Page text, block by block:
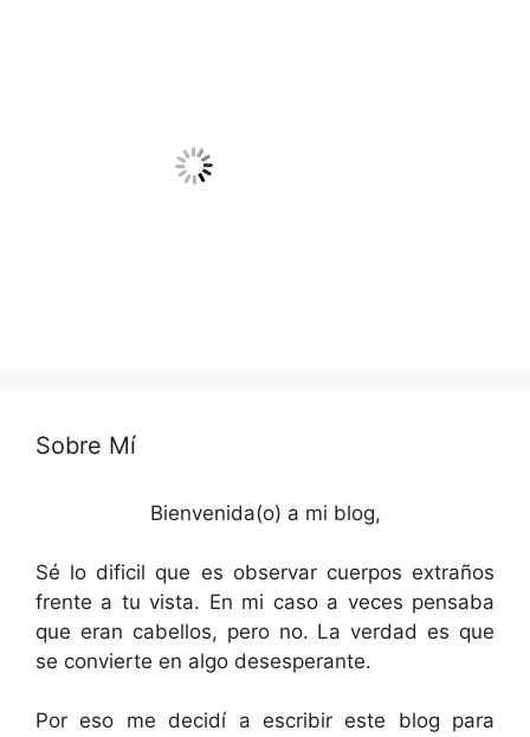
Sobre Mí
Bienvenida(o) a mi blog,
Sé lo dificil que es observar cuerpos extraños
frente a tu vista. En mi caso a veces pensaba
que eran cabellos, pero no. La verdad es que
se convierte en algo desesperante.
Por eso me decidí a escribir este blog para